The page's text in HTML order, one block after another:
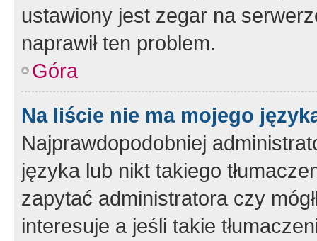
ustawiony jest zegar na
naprawił ten problem.
Góra
Na liście nie ma mojego
Najprawdopodobniej
języka lub nikt takiego
zapytać administratora czy
interesuje a jeśli takie